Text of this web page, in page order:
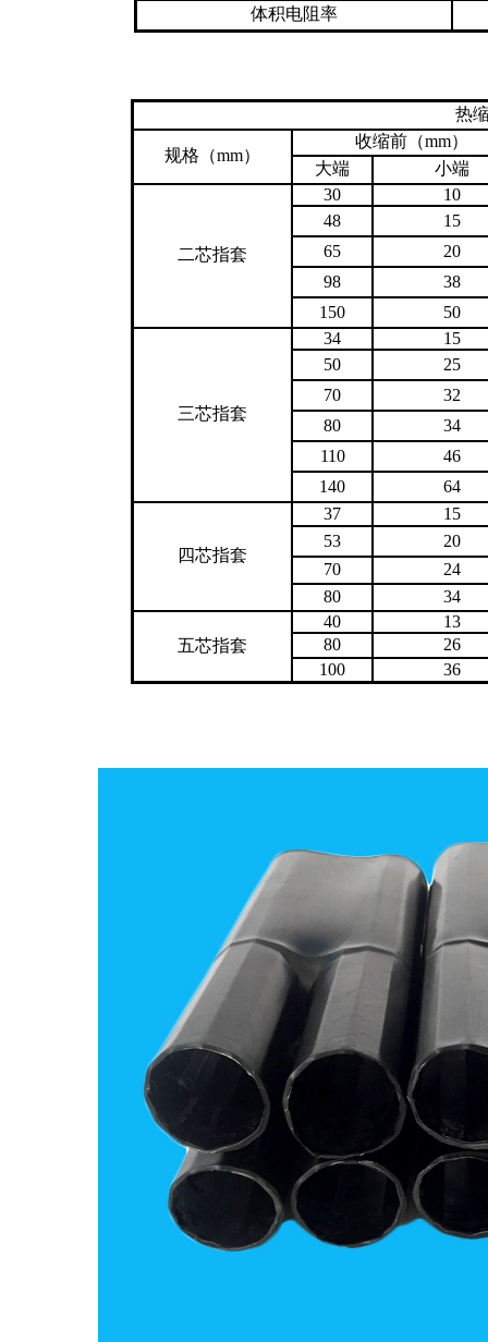
体积电阻率
热
规格（mm）
收缩前（mm）
大端
小端
二芯指套
30
10
48
15
65
20
98
38
150
50
三芯指套
34
15
50
25
70
32
80
34
110
46
140
64
四芯指套
37
15
53
20
70
24
80
34
五芯指套
40
13
80
26
100
36